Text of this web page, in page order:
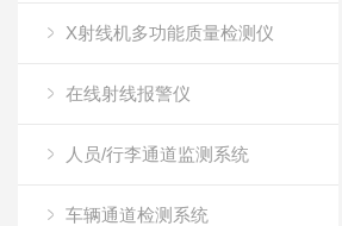
X射线机多功能质量检测仪
在线射线报警仪
人员/行李通道监测系统
车辆通道检测系统